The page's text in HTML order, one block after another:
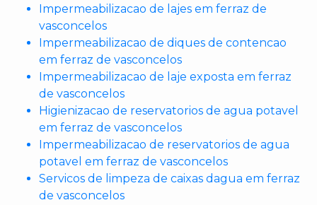
Impermeabilizacao de lajes em ferraz de
vasconcelos
Impermeabilizacao de diques de contencao
em ferraz de vasconcelos
Impermeabilizacao de laje exposta em ferraz
de vasconcelos
Higienizacao de reservatorios de agua potavel
em ferraz de vasconcelos
Impermeabilizacao de reservatorios de agua
potavel em ferraz de vasconcelos
Servicos de limpeza de caixas dagua em ferraz
de vasconcelos